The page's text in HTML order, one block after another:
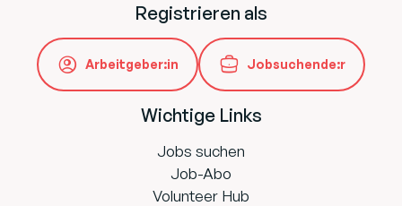
Registrieren als
Arbeitgeber:in Jobsuchende:r
Wichtige Links
Jobs suchen
Job-Abo
Volunteer Hub